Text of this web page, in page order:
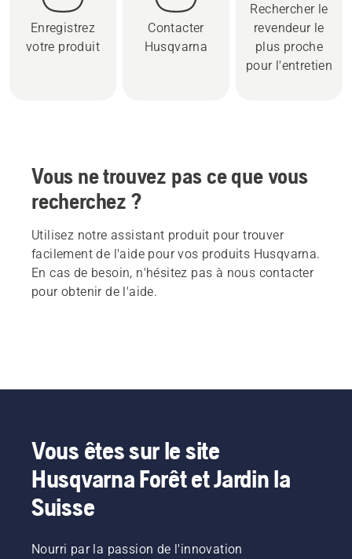
Enregistrez
votre produit
Contacter
Husqvarna
Rechercher le
revendeur le
plus proche
pour l'entretien
Vous ne trouvez pas ce que vous
recherchez ?
Utilisez notre assistant produit pour trouver
facilement de l'aide pour vos produits Husqvarna.
En cas de besoin, n'hésitez pas à nous contacter
pour obtenir de l'aide.
Vous êtes sur le site
Husqvarna Forêt et Jardin la
Suisse
Nourri par la passion de l'innovation